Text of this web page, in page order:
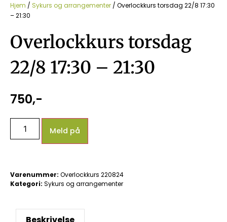
Hjem / Sykurs og arrangementer / Overlockkurs torsdag 22/8 17:30
– 21:30
Overlockkurs torsdag
22/8 17:30 – 21:30
750,-
Meld på
Varenummer: Overlockkurs 220824
Kategori: Sykurs og arrangementer
Beskrivelse